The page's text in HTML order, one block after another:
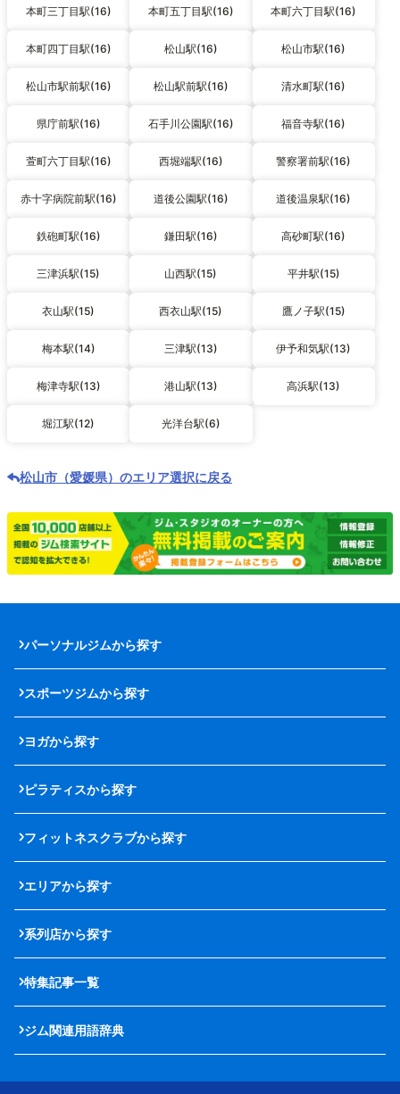
本町三丁目駅(16) 本町五丁目駅(16) 本町六丁目駅(16)
本町四丁目駅(16) 松山駅(16) 松山市駅(16)
松山市駅前駅(16) 松山駅前駅(16) 清水町駅(16)
県庁前駅(16) 石手川公園駅(16) 福音寺駅(16)
萱町六丁目駅(16) 西堀端駅(16) 警察署前駅(16)
赤十字病院前駅(16) 道後公園駅(16) 道後温泉駅(16)
鉄砲町駅(16) 鎌田駅(16) 高砂町駅(16)
三津浜駅(15) 山西駅(15) 平井駅(15)
衣山駅(15) 西衣山駅(15) 鷹ノ子駅(15)
梅本駅(14) 三津駅(13) 伊予和気駅(13)
梅津寺駅(13) 港山駅(13) 高浜駅(13)
堀江駅(12) 光洋台駅(6)
松山市（愛媛県）のエリア選択に戻る
パーソナルジムから探す
スポーツジムから探す
ヨガから探す
ピラティスから探す
フィットネスクラブから探す
エリアから探す
系列店から探す
特集記事一覧
ジム関連用語辞典